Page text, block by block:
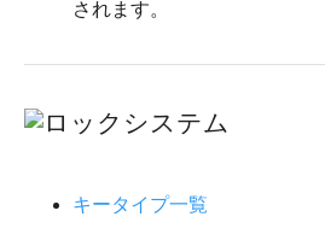
されます。
キータイプ一覧